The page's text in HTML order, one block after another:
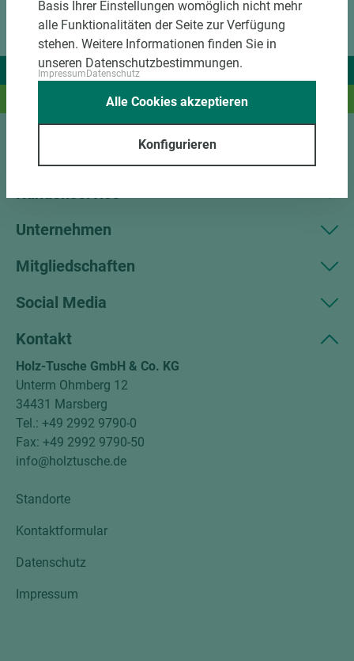
Wir liefern Ideen.
Und das passende Holz dazu.
Kundenservice
Unternehmen
Mitgliedschaften
Social Media
Kontakt
Holz-Tusche GmbH & Co. KG
Unterm Ohmberg 12
34431 Marsberg
Tel.: +49 2992 9790-0
Fax: +49 2992 9790-50
info@holztusche.de
Standorte
Kontaktformular
Datenschutz
Impressum
Basis Ihrer Einstellungen womöglich nicht mehr
alle Funktionalitäten der Seite zur Verfügung
stehen. Weitere Informationen finden Sie in
unseren Datenschutzbestimmungen.
ImpressumDatenschutz
Konfigurieren
Alle Cookies akzeptieren